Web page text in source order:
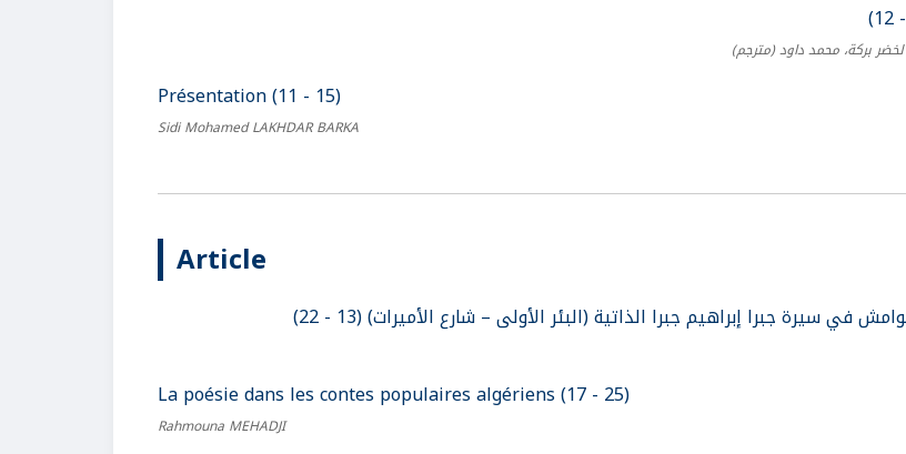
بركة، محمد داود(مترجم)
Présentation (11 - 15)
Sidi Mohamed LAKHDAR BARKA
Article
في سيرة جبرا إبراهيم جبرا الذاتية (البئر الأولى – شارع الأميرات) (13 - 22)
La poésie dans les contes populaires algériens (17 - 25)
Rahmouna MEHADJI